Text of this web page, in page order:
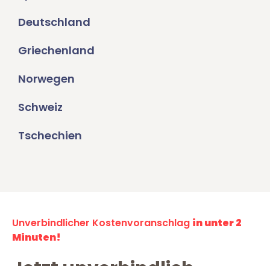
Deutschland
Griechenland
Norwegen
Schweiz
Tschechien
Unverbindlicher Kostenvoranschlag in unter 2
Minuten!